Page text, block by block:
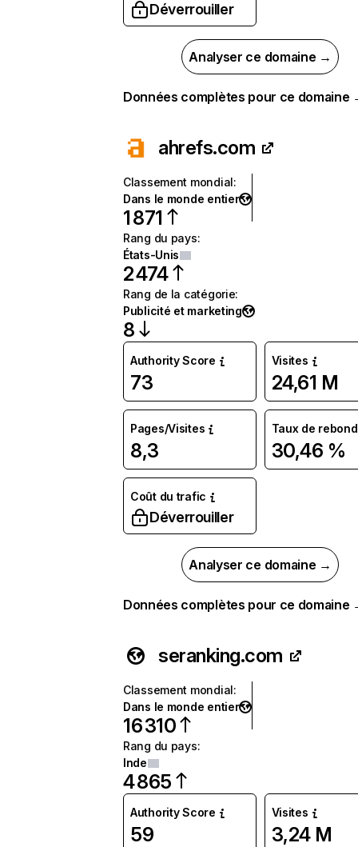
Déverrouiller
Analyser ce domaine →
Données complètes pour ce domaine
ahrefs.com
Classement mondial:
Dans le monde entier
1 871
Rang du pays:
États-Unis
2 474
Rang de la catégorie:
Publicité et marketing
8
Authority Score
73
Visites
24,61 M
Pages/Visites
8,3
Taux de rebond
30,46 %
Coût du trafic
Déverrouiller
Analyser ce domaine →
Données complètes pour ce domaine
seranking.com
Classement mondial:
Dans le monde entier
16 310
Rang du pays:
Inde
4 865
Authority Score
59
Visites
3,24 M